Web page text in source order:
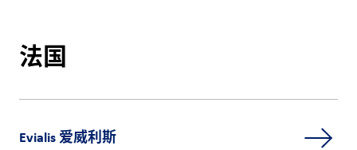
法国
Evialis 爱威利斯